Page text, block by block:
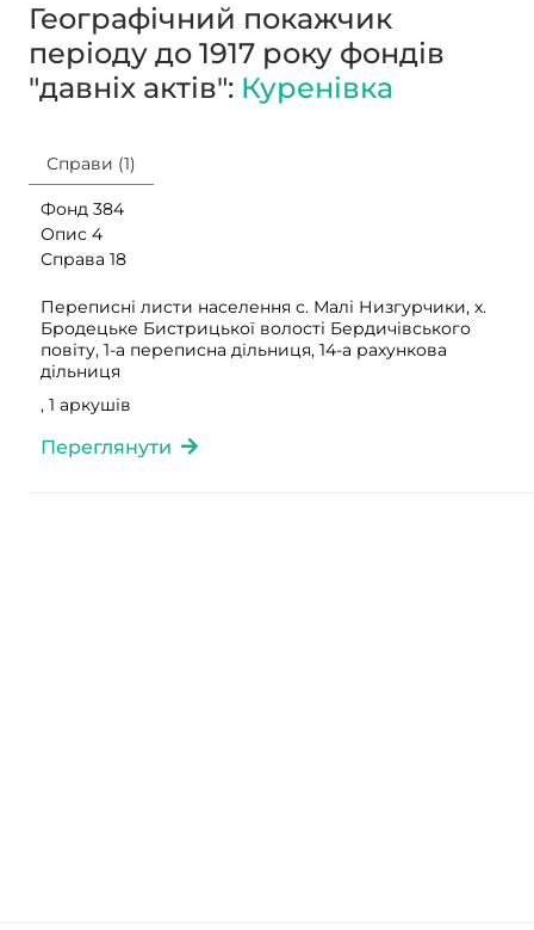
Географічний покажчик
періоду до 1917 року фондів
"давніх актів": Куренівка
Справи (1)
Фонд 384
Опис 4
Справа 18
Переписні листи населення с. Малі Низгурчики, х.
Бродецьке Бистрицької волості Бердичівського
повіту, 1-а переписна дільниця, 14-а рахункова
дільниця
, 1 аркушів
Переглянути